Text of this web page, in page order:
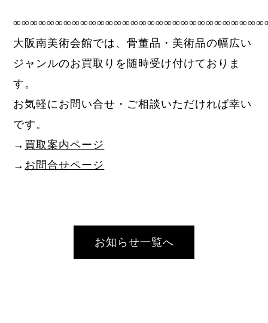
大阪南美術会館では、骨董品・美術品の幅広い
ジャンルのお買取りを随時受け付けておりま
す。
お気軽にお問い合せ・ご相談いただければ幸い
です。
→ 買取案内ページ
→ お問合せページ
お知らせ一覧へ